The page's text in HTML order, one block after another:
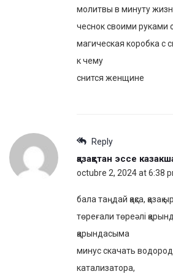
молитвы в минуту
чеснок своими руками
магическая коробка с
к чему
снится женщине
Reply
қазақстан эссе
octubre 2, 2024 at 6:38
бала таңдай қақса,
төреғали төреәлі
қарындасыма
минус скачать
катализатора,